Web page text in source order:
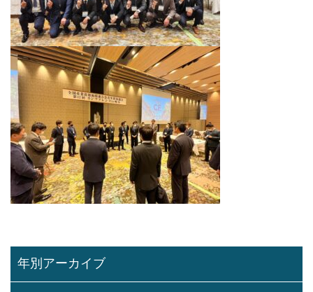
年別アーカイブ